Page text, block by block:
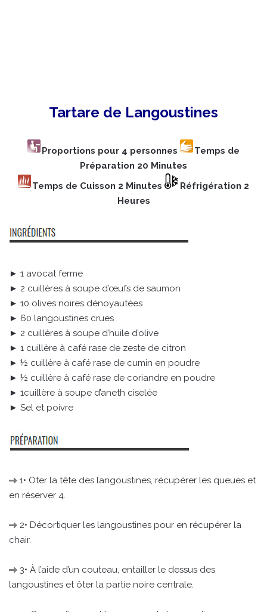
Tartare de Langoustines
Proportions pour 4 personnes
Temps de
Préparation 20 Minutes
Temps de Cuisson 2 Minutes
Réfrigération 2
Heures
► 1 avocat ferme
► 2 cuillères à soupe d’œufs de saumon
► 10 olives noires dénoyautées
► 60 langoustines crues
► 2 cuillères à soupe d’huile d’olive
► 1 cuillère à café rase de zeste de citron
► ½ cuillère à café rase de cumin en poudre
► ½ cuillère à café rase de coriandre en poudre
► 1cuillère à soupe d’aneth ciselée
► Sel et poivre
1• Oter la tête des langoustines, récupérer les queues et
en réserver 4.
2• Décortiquer les langoustines pour en récupérer la
chair.
3• À l’aide d’un couteau, entailler le dessus des
langoustines et ôter la partie noire centrale.